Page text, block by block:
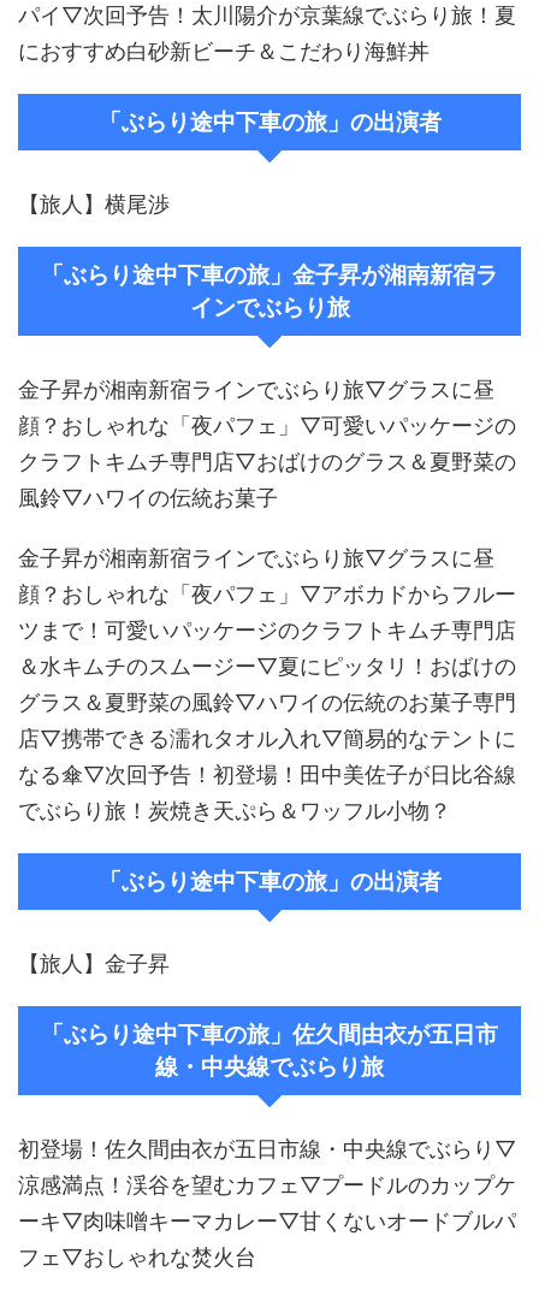
パイ▽次回予告！太川陽介が京葉線でぶらり旅！夏
におすすめ白砂新ビーチ＆こだわり海鮮丼
「ぶらり途中下車の旅」の出演者
【旅人】横尾渉
「ぶらり途中下車の旅」金子昇が湘南新宿ラ
インでぶらり旅
金子昇が湘南新宿ラインでぶらり旅▽グラスに昼
顔？おしゃれな「夜パフェ」▽可愛いパッケージの
クラフトキムチ専門店▽おばけのグラス＆夏野菜の
風鈴▽ハワイの伝統お菓子
金子昇が湘南新宿ラインでぶらり旅▽グラスに昼
顔？おしゃれな「夜パフェ」▽アボカドからフルー
ツまで！可愛いパッケージのクラフトキムチ専門店
＆水キムチのスムージー▽夏にピッタリ！おばけの
グラス＆夏野菜の風鈴▽ハワイの伝統のお菓子専門
店▽携帯できる濡れタオル入れ▽簡易的なテントに
なる傘▽次回予告！初登場！田中美佐子が日比谷線
でぶらり旅！炭焼き天ぷら＆ワッフル小物？
「ぶらり途中下車の旅」の出演者
【旅人】金子昇
「ぶらり途中下車の旅」佐久間由衣が五日市
線・中央線でぶらり旅
初登場！佐久間由衣が五日市線・中央線でぶらり▽
涼感満点！渓谷を望むカフェ▽プードルのカップケ
ーキ▽肉味噌キーマカレー▽甘くないオードブルパ
フェ▽おしゃれな焚火台